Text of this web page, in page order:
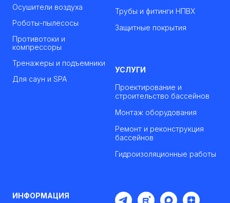
Осушители воздуха
Роботы-пылесосы
Противотоки и
компрессоры
Тренажеры и подъемники
Для саун и SPA
Трубы и фитинги НПВХ
Защитные покрытия
УСЛУГИ
Проектирование и
строительство бассейнов
Монтаж оборудования
Ремонт и реконструкция
бассейнов
Гидроизоляционные работы
ИНФОРМАЦИЯ